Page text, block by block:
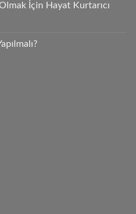
İçin Hayat Kurtarıcı